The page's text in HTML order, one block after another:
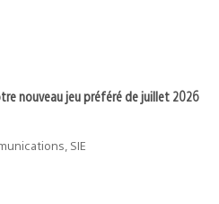
nouveau jeu préféré de juillet 2026
SIE